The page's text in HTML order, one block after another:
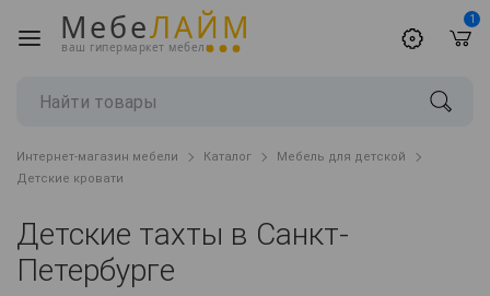
МебеЛАЙМ
ваш гипермаркет мебели
1
Интернет-магазин мебели Каталог
Мебель для детской
Детские кровати
Детские тахты в Санкт-
Петербурге